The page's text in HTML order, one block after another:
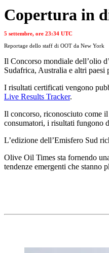
Copertura in
5 settembre, ore 23:34 UTC
Reportage dello staff di OOT da New York
Il Concorso mondiale dell’olio
Sudafrica, Australia e altri paesi
I risultati certificati vengono
Live Results Tracker.
Il concorso, riconosciuto come
consumatori, i risultati fungono
L’edizione dell’Emisfero Sud
Olive Oil Times sta fornendo
tendenze emergenti che stanno